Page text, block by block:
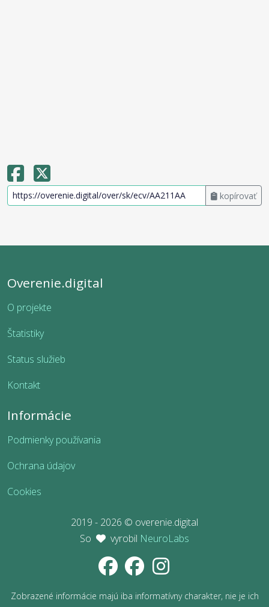
kopírovať
Overenie.digital
O projekte
Štatistiky
Status služieb
Kontakt
Informácie
Podmienky používania
Ochrana údajov
Cookies
2019 - 2026 © overenie.digital
So
vyrobil NeuroLabs
Zobrazené informácie majú iba informatívny charakter, nie je ich